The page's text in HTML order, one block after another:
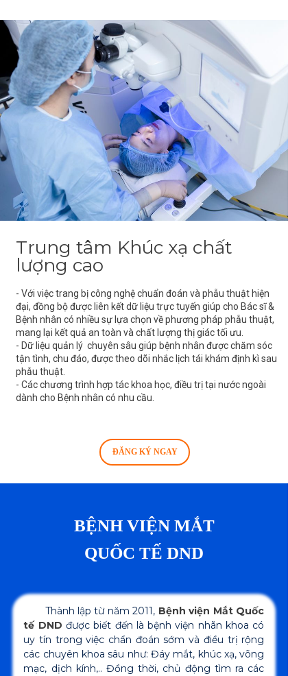
Trung tâm Khúc xạ chất
lượng cao
ĐĂNG KÝ NGAY
- Với việc trang bị công nghệ chuẩn đoán và phẫu thuật hiện
đại, đồng bộ được liên kết dữ liệu trực tuyến giúp cho Bác sĩ &
Bệnh nhân có nhiều sự lựa chọn về phương pháp phẫu thuật,
mang lại kết quả an toàn và chất lượng thị giác tối ưu.
- Dữ liệu quản lý chuyên sâu giúp bệnh nhân được chăm sóc
tận tình, chu đáo, được theo dõi nhắc lịch tái khám định kì sau
phẫu thuật.
- Các chương trình hợp tác khoa học, điều trị tại nước ngoài
dành cho Bệnh nhân có nhu cầu.
Thành lập từ năm 2011, Bệnh viện Mắt Quốc
tế DND được biết đến là bệnh viện nhãn khoa có
uy tín trong việc chẩn đoán sớm và điều trị rộng
các chuyên khoa sâu như: Đáy mắt, khúc xạ, võng
mạc, dịch kính,.. Đồng thời, chủ động tìm ra các
BỆNH VIỆN MẮT
QUỐC TẾ DND